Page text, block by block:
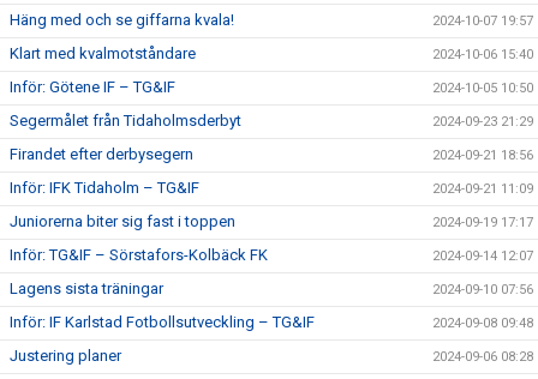
Häng med och se giffarna kvala! 2024-10-07 19:57
Klart med kvalmotståndare 2024-10-06 15:40
Inför: Götene IF – TG&IF 2024-10-05 10:50
Segermålet från Tidaholmsderbyt 2024-09-23 21:29
Firandet efter derbysegern 2024-09-21 18:56
Inför: IFK Tidaholm – TG&IF 2024-09-21 11:09
Juniorerna biter sig fast i toppen 2024-09-19 17:17
Inför: TG&IF – Sörstafors-Kolbäck FK 2024-09-14 12:07
Lagens sista träningar 2024-09-10 07:56
Inför: IF Karlstad Fotbollsutveckling – TG&IF 2024-09-08 09:48
Justering planer 2024-09-06 08:28